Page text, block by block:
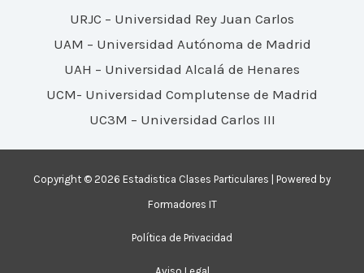
URJC – Universidad Rey Juan Carlos
UAM – Universidad Autónoma de Madrid
UAH – Universidad Alcalá de Henares
UCM- Universidad Complutense de Madrid
UC3M – Universidad Carlos III
Copyright © 2026 Estadistica Clases Particulares | Powered by
Formadores IT
Política de Privacidad